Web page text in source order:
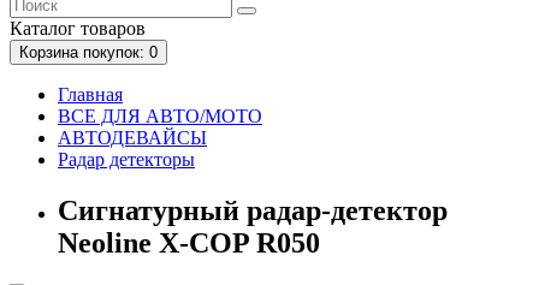
Каталог товаров
Корзинапокупок: 0
Главная
ВСЕ ДЛЯ АВТО/МОТО
АВТОДЕВАЙСЫ
Радар детекторы
Сигнатурный радар-детектор
Neoline X-COP R050